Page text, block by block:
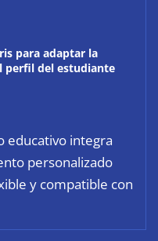
para adaptar la
perfil del estudiante
educativo integra
personalizado
y compatible con